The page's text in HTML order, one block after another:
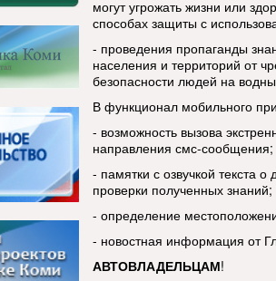
могут угрожать жизни или
способах защиты с
- проведения пропаганды
населения и территорий от
безопасности людей на
В функционал мобильного
- возможность вызова
направления смс-сообщения;
- памятки с озвучкой текста
проверки полученных знаний;
- определение
- новостная информация от
АВТОВЛАДЕЛЬЦАМ!